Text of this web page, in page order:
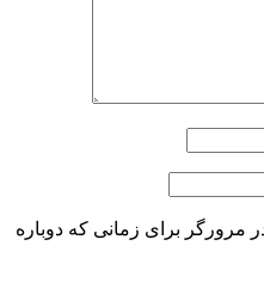
مرورگر برای زمانی که دوباره